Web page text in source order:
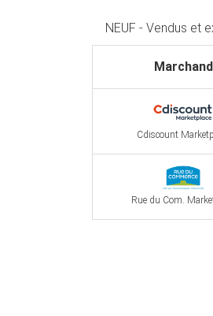
NEUF - Vendus et
Marchand
Cdiscount
Rue du Com.